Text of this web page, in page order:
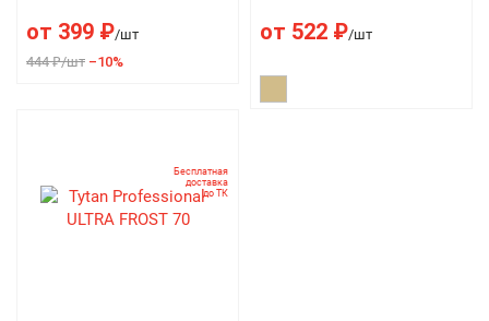
от 399 ₽/шт
444 ₽/шт –10%
от 522 ₽/шт
Бесплатная
доставка
до ТК